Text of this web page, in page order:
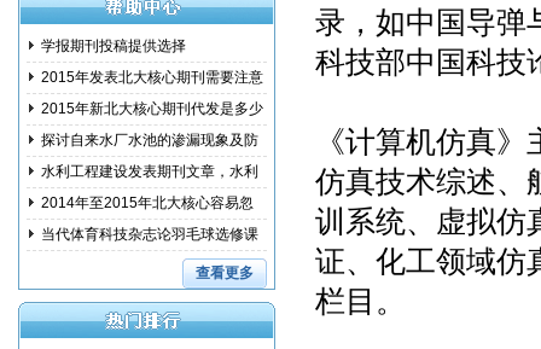
录，如中国导弹
科技部中国科
《计算机仿真
仿真技术综述、
训系统、虚拟仿
证、化工领域仿
栏目。
学报期刊投稿提供选择
2015年发表北大核心期刊需要注意
事项2015年新北大核心期刊代发是多少
钱?探讨自来水厂水池的渗漏现象及防
范措水利工程建设发表期刊文章，水利
建设2014年至2015年北大核心容易忽
略的问
当代体育科技杂志论羽毛球选修课
查看更多